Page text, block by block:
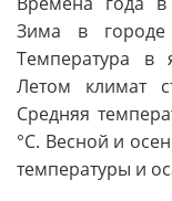
Зима в городе
Температура в
Летом климат
Средняя
°C. Весной и
температуры и